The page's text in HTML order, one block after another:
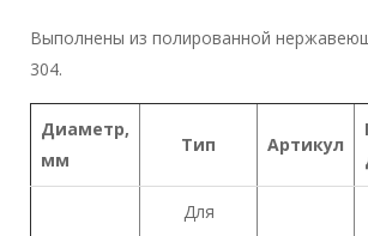
Выполнены из полированной
304.
Диаметр,
мм
Тип Артикул
Для